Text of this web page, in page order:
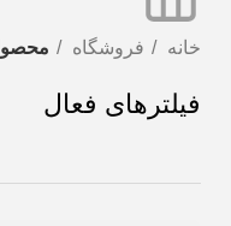
خانه فروشگاه
فیلترهای فعال